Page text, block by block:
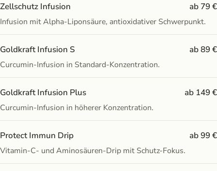
Zellschutz Infusion ab 79 €
Infusion mit Alpha-Liponsäure, antioxidativer Schwerpunkt.
Goldkraft Infusion S ab 89 €
Curcumin-Infusion in Standard-Konzentration.
Goldkraft Infusion Plus ab 149 €
Curcumin-Infusion in höherer Konzentration.
Protect Immun Drip ab 99 €
Vitamin-C- und Aminosäuren-Drip mit Schutz-Fokus.